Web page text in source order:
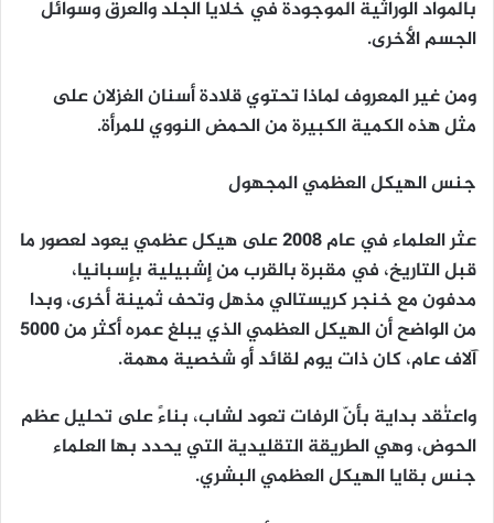
بالمواد الوراثية الموجودة في خلايا الجلد والعرق وسوائل
الجسم الأخرى.
ومن غير المعروف لماذا تحتوي قلادة أسنان الغزلان على
مثل هذه الكمية الكبيرة من الحمض النووي للمرأة.
جنس الهيكل العظمي المجهول
عثر العلماء في عام 2008 على هيكل عظمي يعود لعصور ما
قبل التاريخ، في مقبرة بالقرب من إشبيلية بإسبانيا،
مدفون مع خنجر كريستالي مذهل وتحف ثمينة أخرى، وبدا
من الواضح أن الهيكل العظمي الذي يبلغ عمره أكثر من 5000
آلاف عام، كان ذات يوم لقائد أو شخصية مهمة.
واعتُقد بداية بأنّ الرفات تعود لشاب، بناءً على تحليل عظم
الحوض، وهي الطريقة التقليدية التي يحدد بها العلماء
جنس بقايا الهيكل العظمي البشري.